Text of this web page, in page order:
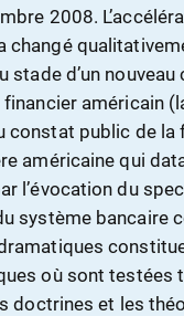
2008.
changé
stade d’un nouveau
américain
constat public de la
américaine qui
l’évocation du
système bancaire
où sont testées
doctrines et les